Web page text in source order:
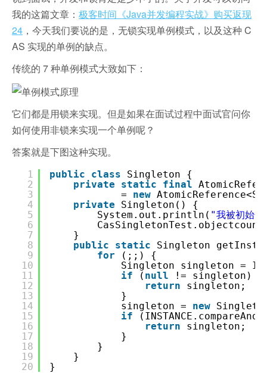
我的这篇文章： 极客时间《Java并发编程实战》购买返现
24 ，今天我们要说的是，无锁实现单例模式，以及这种 C
AS 实现的单例的缺点。
传统的 7 种单例模式大致如下：
它们都是用锁来实现。但是如果在面试过程中面试官问你
如何使用非锁来实现一个单例呢？
答案就是下图这种实现。
1
2
3
4
5
6
7
8
9
10
11
12
13
14
15
16
17
18
19
20
public class
Singleton {
private
static final
= new
private
Singleton() {
System.out.println( "我被初始
}
public
static
Singleton
for
(;;) {
Singleton singleton =
if
( null
!= singleton) {
return
singleton;
}
singleton = new
if
return
singleton;
}
}
}
}